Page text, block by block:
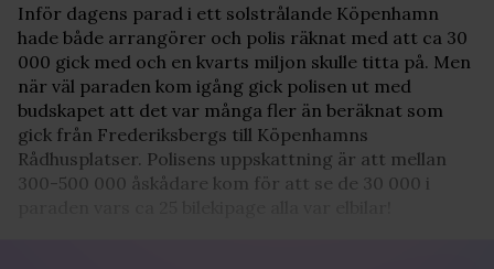
Inför dagens parad i ett solstrålande Köpenhamn
hade både arrangörer och polis räknat med att ca 30
000 gick med och en kvarts miljon skulle titta på. Men
när väl paraden kom igång gick polisen ut med
budskapet att det var många fler än beräknat som
gick från Frederiksbergs till Köpenhamns
Rådhusplatser. Polisens uppskattning är att mellan
300-500 000 åskådare kom för att se de 30 000 i